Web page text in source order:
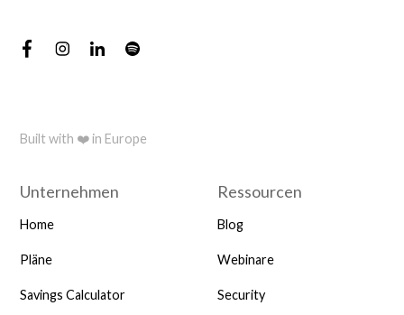
Built with ❤️ in Europe
Unternehmen
Home
Pläne
Savings Calculator
Ressourcen
Blog
Webinare
Security